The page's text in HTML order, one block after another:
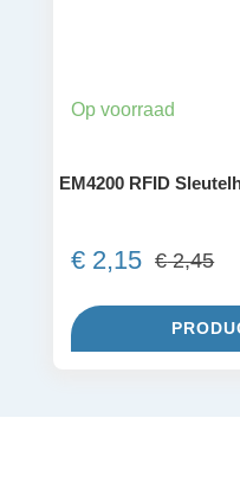
Op voorraad
EM4200 RFID
€2,45
€2,15
is: